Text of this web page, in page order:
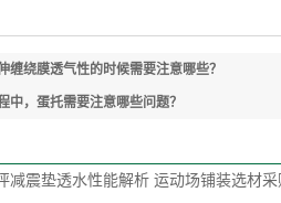
缠绕膜透气性的时候需要注意哪些？
中，蛋托需要注意哪些问题？
减震垫透水性能解析 运动场铺装选材采